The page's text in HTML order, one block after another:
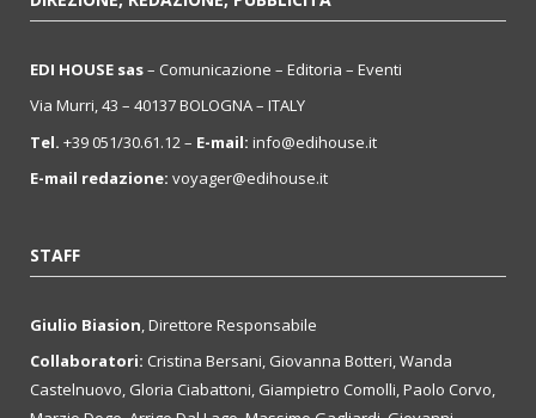
EDI HOUSE sas– Comunicazione – Editoria – Eventi
Via Murri, 43 – 40137 BOLOGNA – ITALY
Tel. +39 051/30.61.12 – E-mail: info@edihouse.it
E-mail redazione: voyager@edihouse.it
STAFF
Giulio Biasion, Direttore Responsabile
Collaboratori: Cristina Bersani, Giovanna Botteri, Wanda
Castelnuovo, Gloria Ciabattoni, Giampietro Comolli, Paolo Corvo,